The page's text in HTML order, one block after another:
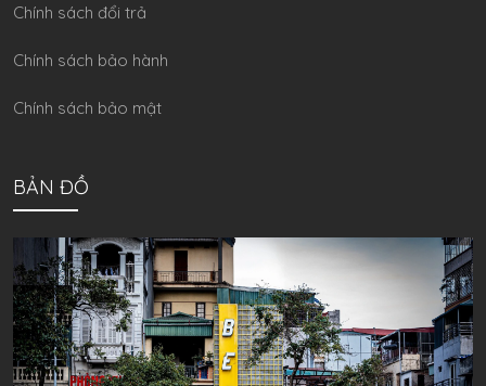
Chính sách đổi trả
Chính sách bảo hành
Chính sách bảo mật
BẢN ĐỒ